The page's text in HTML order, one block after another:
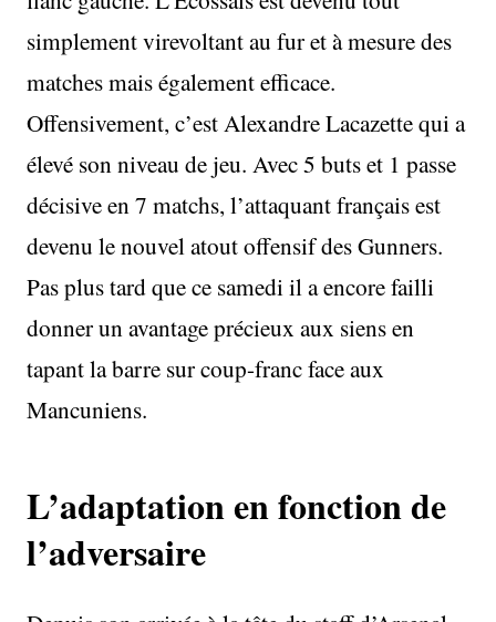
simplement virevoltant au fur et à mesure des
matches mais également efficace.
Offensivement, c’est Alexandre Lacazette qui a
élevé son niveau de jeu. Avec 5 buts et 1 passe
décisive en 7 matchs, l’attaquant français est
devenu le nouvel atout offensif des Gunners.
Pas plus tard que ce samedi il a encore failli
donner un avantage précieux aux siens en
tapant la barre sur coup-franc face aux
Mancuniens.
L’adaptation en fonction de
l’adversaire